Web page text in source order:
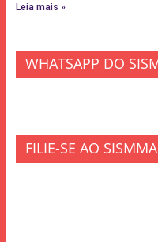
Leia mais »
WHATSAPP DO
FILIE-SE AO